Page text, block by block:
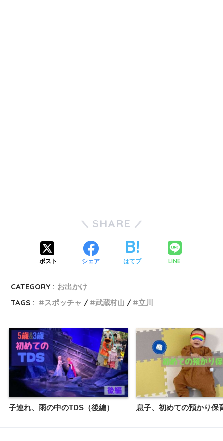
SHARE
ポスト シェア はてブ LINE
CATEGORY : お出かけ
TAGS :
スポッチャ 武蔵村山 立川
子連れ、雨の中のTDS（後編） 息子、初めての預かり保